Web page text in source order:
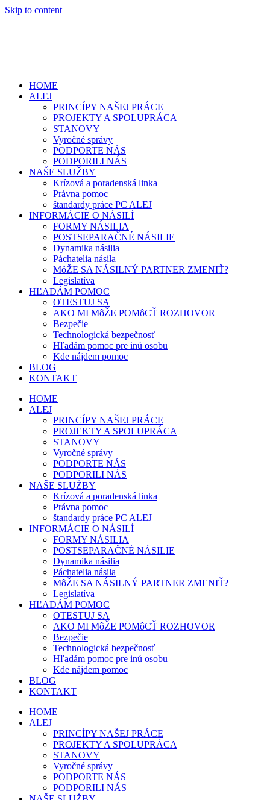
Skip to content
HOME
ALEJ
PRINCÍPY NAŠEJ PRÁCE
PROJEKTY A SPOLUPRÁCA
STANOVY
Vyročné správy
PODPORTE NÁS
PODPORILI NÁS
NAŠE SLUŽBY
Krízová a poradenská linka
Právna pomoc
štandardy práce PC ALEJ
INFORMÁCIE O NÁSILÍ
FORMY NÁSILIA
POSTSEPARAČNÉ NÁSILIE
Dynamika násilia
Páchatelia násila
MôŽE SA NÁSILNÝ PARTNER ZMENIŤ?
Legislatíva
HĽADÁM POMOC
OTESTUJ SA
AKO MI MôŽE POMôCŤ ROZHOVOR
Bezpečie
Technologická bezpečnosť
Hľadám pomoc pre inú osobu
Kde nájdem pomoc
BLOG
KONTAKT
HOME
ALEJ
PRINCÍPY NAŠEJ PRÁCE
PROJEKTY A SPOLUPRÁCA
STANOVY
Vyročné správy
PODPORTE NÁS
PODPORILI NÁS
NAŠE SLUŽBY
Krízová a poradenská linka
Právna pomoc
štandardy práce PC ALEJ
INFORMÁCIE O NÁSILÍ
FORMY NÁSILIA
POSTSEPARAČNÉ NÁSILIE
Dynamika násilia
Páchatelia násila
MôŽE SA NÁSILNÝ PARTNER ZMENIŤ?
Legislatíva
HĽADÁM POMOC
OTESTUJ SA
AKO MI MôŽE POMôCŤ ROZHOVOR
Bezpečie
Technologická bezpečnosť
Hľadám pomoc pre inú osobu
Kde nájdem pomoc
BLOG
KONTAKT
HOME
ALEJ
PRINCÍPY NAŠEJ PRÁCE
PROJEKTY A SPOLUPRÁCA
STANOVY
Vyročné správy
PODPORTE NÁS
PODPORILI NÁS